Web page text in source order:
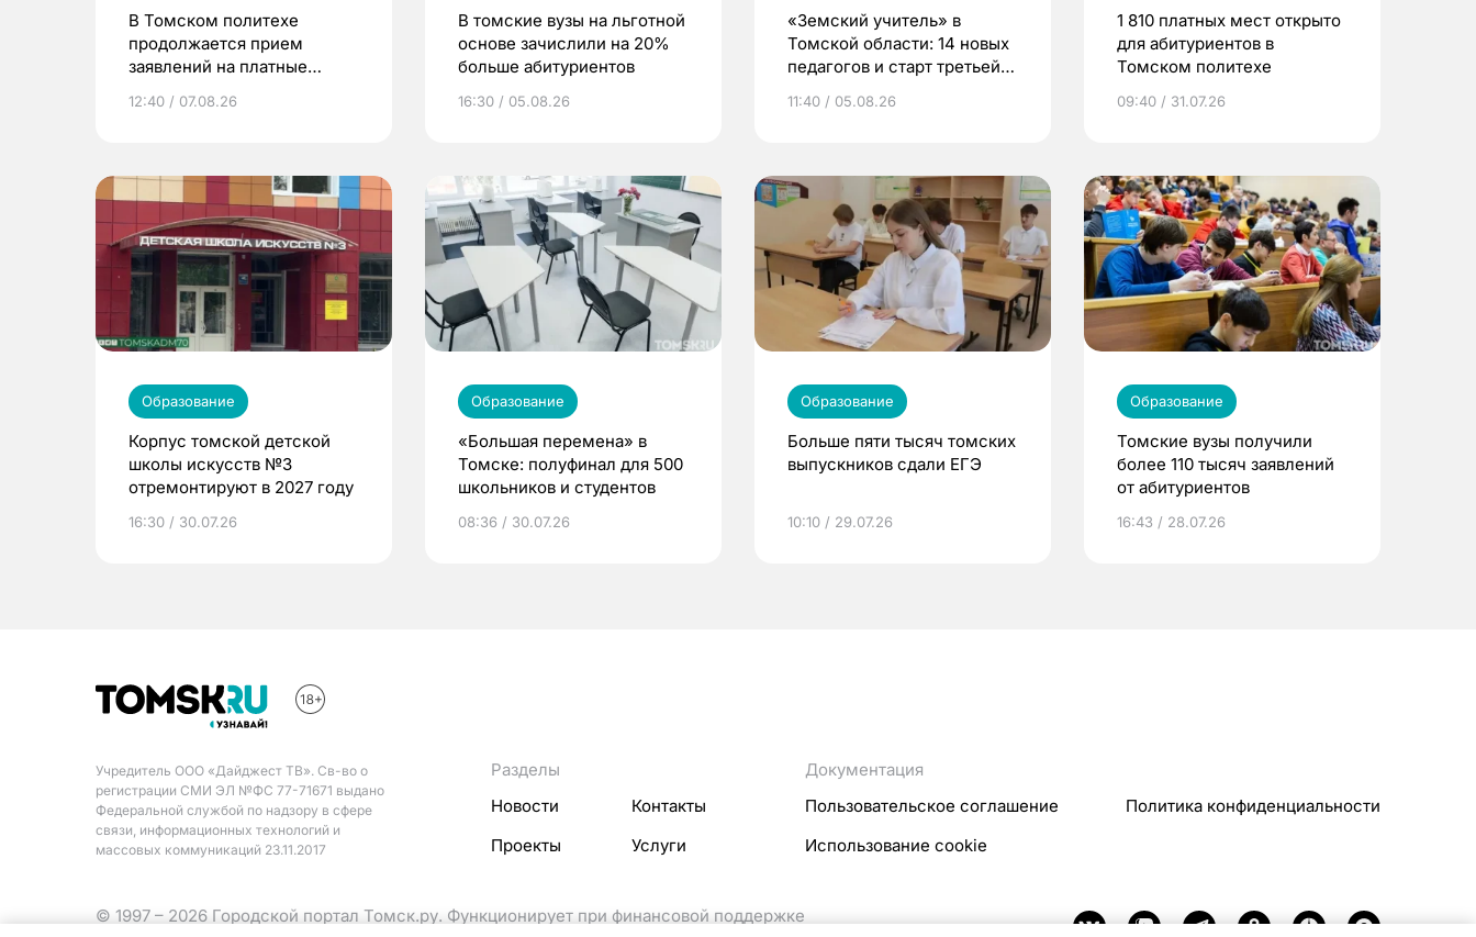
В Томском политехе
продолжается прием
заявлений на платные
12:40 / 07.08.26
В томские вузы на льготной
основе зачислили на 20%
больше абитуриентов
16:30 / 05.08.26
«Земский учитель» в
Томской области: 14 новых
педагогов и старт третьей
11:40 / 05.08.26
1 810 платных мест открыто
для абитуриентов в
Томском политехе
09:40 / 31.07.26
Образование
Корпус томской детской
школы искусств №3
отремонтируют в 2027 году
16:30 / 30.07.26
Образование
«Большая перемена» в
Томске: полуфинал для 500
школьников и студентов
08:36 / 30.07.26
Образование
Больше пяти тысяч томских
выпускников сдали ЕГЭ
10:10 / 29.07.26
Образование
Томские вузы получили
более 110 тысяч заявлений
от абитуриентов
16:43 / 28.07.26
Учредитель ООО «Дайджест ТВ». Св-во о
регистрации СМИ ЭЛ №ФС 77-71671 выдано
Федеральной службой по надзору в сфере
связи, информационных технологий и
массовых коммуникаций 23.11.2017
Разделы
Новости
Контакты
Проекты
Услуги
Документация
Пользовательское соглашение
Политика конфиденциальности
Использование cookie
© 1997 – 2026 Городской портал Томск.ру. Функционирует при финансовой поддержке